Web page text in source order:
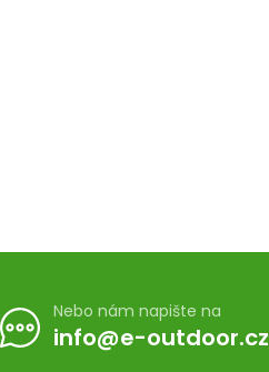
Nebo nám napište na
info@e-outdoor.cz